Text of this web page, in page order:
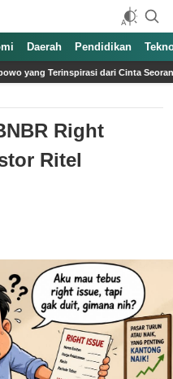
Daerah Pendidikan
Cinta Seorang Ayah Asosiasi
Right
Ritel